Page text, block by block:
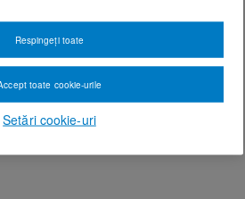
Setări cookie-uri
Respingeți toate
toate cookie-urile